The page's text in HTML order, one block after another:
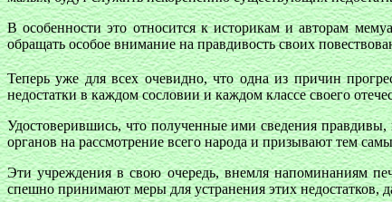
В особенности это относится к историкам и авторам
обращать особое внимание на правдивость своих
Теперь уже для всех очевидно, что одна из причин
недостатки в каждом сословии и каждом классе своего
Удостоверившись, что полученные ими сведения
органов на рассмотрение всего народа и призывают тем
Эти учреждения в свою очередь, внемля напоминаниям
спешно принимают меры для устранения этих недостатков,